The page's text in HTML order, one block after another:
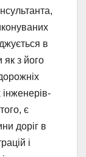
в
як з його
інженерів-
є
доріг в
і